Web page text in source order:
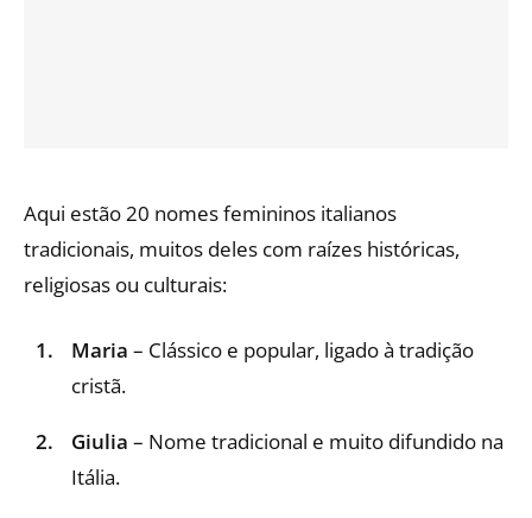
Aqui estão 20 nomes femininos italianos
tradicionais, muitos deles com raízes históricas,
religiosas ou culturais:
Maria – Clássico e popular, ligado à tradição
cristã.
Giulia – Nome tradicional e muito difundido na
Itália.